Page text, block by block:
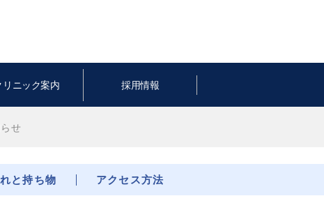
リニック案内 採用情報
せ
と持ち物 アクセス方法